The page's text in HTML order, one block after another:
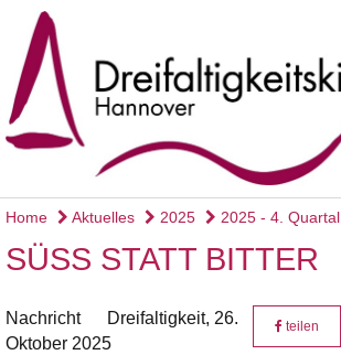
Home Aktuelles 2025 2025 - 4. Quartal
SÜSS STATT BITTER
Nachricht Dreifaltigkeit, 26.
Oktober 2025
teilen